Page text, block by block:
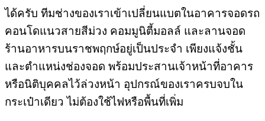
ได้ครับ ทีมช่างของเราเข้าเปลี่ยนแบตในอาคารจอดรถ
คอนโดแนวสายสีม่วง คอมมูนิตี้มอลล์ และลานจอด
ร้านอาหารบนราชพฤกษ์อยู่เป็นประจำ เพียงแจ้งชั้น
และตำแหน่งช่องจอด พร้อมประสานเจ้าหน้าที่อาคาร
หรือนิติบุคคลไว้ล่วงหน้า อุปกรณ์ของเราครบจบใน
กระเป๋าเดียว ไม่ต้องใช้ไฟหรือพื้นที่เพิ่ม